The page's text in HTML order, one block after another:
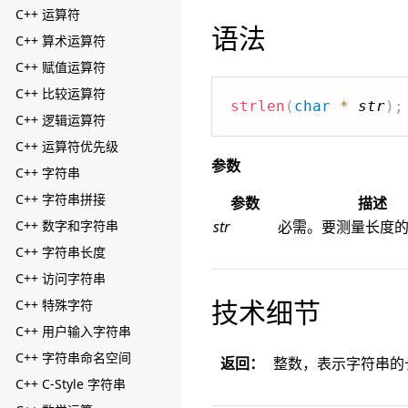
C++ 运算符
C++ 算术运算符
C++ 赋值运算符
C++ 比较运算符
C++ 逻辑运算符
C++ 运算符优先级
C++ 字符串
C++ 字符串拼接
C++ 数字和字符串
C++ 字符串长度
C++ 访问字符串
C++ 特殊字符
C++ 用户输入字符串
C++ 字符串命名空间
C++ C-Style 字符串
语法
strlen ( char * str) ;
参数
参数
描述
str
必需。要测量长度的
技术细节
返回： 整数，表示字符串的